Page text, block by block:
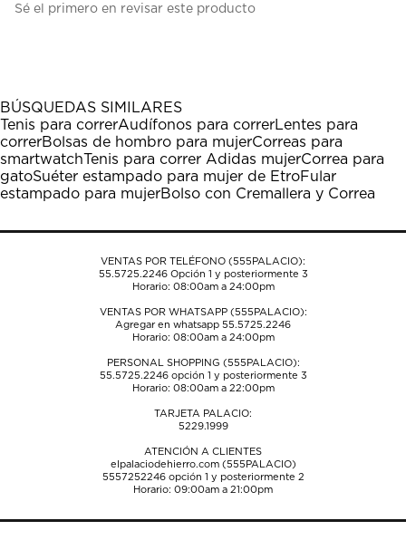
para
1
estrella
Esta
acción
abrirá
el
formulario
envío.
para
estrellas.
Esta
acción
abrirá
el
formulario
envío.
para
estrellas.
Esta
acción
abrirá
el
formulario
envío.
para
estrellas.
Esta
acción
abrirá
el
formulario
envío.
para
estrellas.
Esta
acción
abrirá
el
formulario
envío.
Sé el primero en revisar este producto
BÚSQUEDAS SIMILARES
Tenis para correrAudífonos para correrLentes para
correrBolsas de hombro para mujerCorreas para
smartwatchTenis para correr Adidas mujerCorrea para
gatoSuéter estampado para mujer de EtroFular
estampado para mujerBolso con Cremallera y Correa
VENTAS POR TELÉFONO (555PALACIO):
55.5725.2246Opción 1 y posteriormente 3
Horario: 08:00am a 24:00pm
VENTAS POR WHATSAPP (555PALACIO):
Agregar en whatsapp 55.5725.2246
Horario: 08:00am a 24:00pm
PERSONAL SHOPPING (555PALACIO):
55.5725.2246opción 1 y posteriormente 3
Horario: 08:00am a 22:00pm
TARJETA PALACIO:
5229.1999
ATENCIÓN A CLIENTES
elpalaciodehierro.com (555PALACIO)
5557252246opción 1 y posteriormente 2
Horario: 09:00am a 21:00pm